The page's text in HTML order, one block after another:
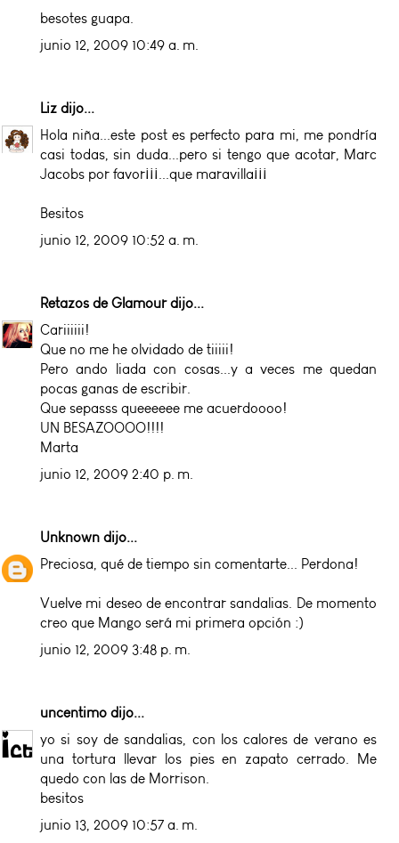
besotes guapa.
junio 12, 2009 10:49 a. m.
Liz dijo...
Hola niña...este post es perfecto para mi, me pondría
casi todas, sin duda...pero si tengo que acotar, Marc
Jacobs por favor¡¡¡...que maravilla¡¡¡
Besitos
junio 12, 2009 10:52 a. m.
Retazos de Glamourdijo...
Cariiiiii!
Que no me he olvidado de tiiiii!
Pero ando liada con cosas...y a veces me quedan
pocas ganas de escribir.
Que sepasss queeeeee me acuerdoooo!
UN BESAZOOOO!!!!
Marta
junio 12, 2009 2:40 p. m.
Unknown dijo...
Preciosa, qué de tiempo sin comentarte... Perdona!
Vuelve mi deseo de encontrar sandalias. De momento
creo que Mango será mi primera opción :)
junio 12, 2009 3:48 p. m.
uncentimo dijo...
yo si soy de sandalias, con los calores de verano es
una tortura llevar los pies en zapato cerrado. Me
quedo con las de Morrison.
besitos
junio 13, 2009 10:57 a. m.